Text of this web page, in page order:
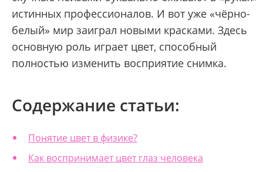
истинных профессионалов. И вот уже «чёрно-
белый» мир заиграл новыми красками. Здесь
основную роль играет цвет, способный
полностью изменить восприятие снимка.
Содержание статьи:
Понятие цвет в физике?
Как воспринимает цвет глаз человека